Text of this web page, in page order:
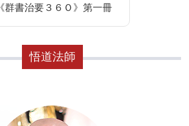
《群書治要３６Ｏ》第一冊
悟道法師